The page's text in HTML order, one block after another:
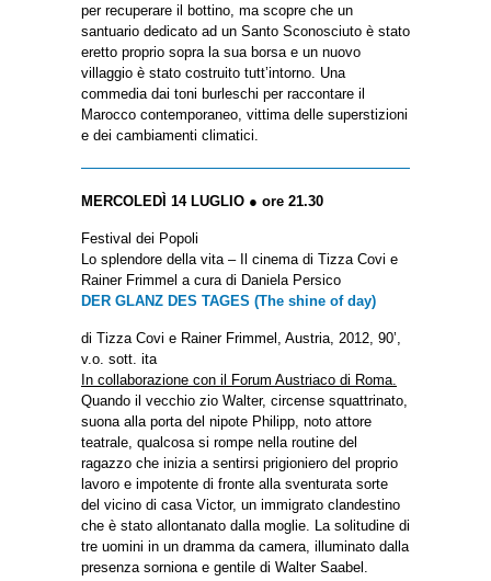
per recuperare il bottino, ma scopre che un
santuario dedicato ad un Santo Sconosciuto è stato
eretto proprio sopra la sua borsa e un nuovo
villaggio è stato costruito tutt’intorno. Una
commedia dai toni burleschi per raccontare il
Marocco contemporaneo, vittima delle superstizioni
e dei cambiamenti climatici.
MERCOLEDÌ 14 LUGLIO ● ore 21.30
Festival dei Popoli
Lo splendore della vita – Il cinema di Tizza Covi e
Rainer Frimmel a cura di Daniela Persico
DER GLANZ DES TAGES (The shine of day)
di Tizza Covi e Rainer Frimmel, Austria, 2012, 90’,
v.o. sott. ita
In collaborazione con il Forum Austriaco di Roma.
Quando il vecchio zio Walter, circense squattrinato,
suona alla porta del nipote Philipp, noto attore
teatrale, qualcosa si rompe nella routine del
ragazzo che inizia a sentirsi prigioniero del proprio
lavoro e impotente di fronte alla sventurata sorte
del vicino di casa Victor, un immigrato clandestino
che è stato allontanato dalla moglie. La solitudine di
tre uomini in un dramma da camera, illuminato dalla
presenza sorniona e gentile di Walter Saabel.